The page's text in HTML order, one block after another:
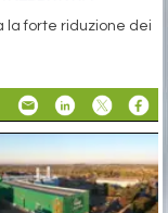
la forte riduzione dei